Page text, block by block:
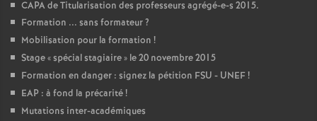
CAPAde Titularisation des professeurs agrégé-e-s 2015.
Formation ... sans formateur?
Mobilisation pour la formation !
Stage «spécial stagiaire» le 20 novembre 2015
Formation en danger : signez la pétition FSU - UNEF!
EAP : à fond la précarité!
Mutations inter-académiques